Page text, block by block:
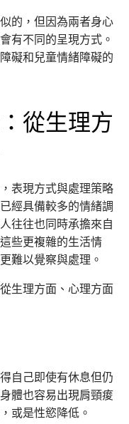
的，但因為兩者身心
有不同的呈現方式。
礙和兒童情緒障礙的
從生理方
表現方式與處理策略
經具備較多的情緒調
往往也同時承擔來自
些更複雜的生活情
難以覺察與處理。
生理方面、心理方面
自己即使有休息但仍
體也容易出現肩頸痠
或是性慾降低。